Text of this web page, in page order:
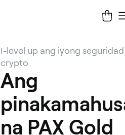
I-level up ang iyong seguridad
crypto
Ang
na PAX Gold